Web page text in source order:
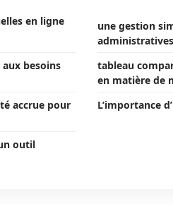
en ligne
une gestion
administratives
aux besoins
tableau
en matière de
accrue pour
L’importance
outil